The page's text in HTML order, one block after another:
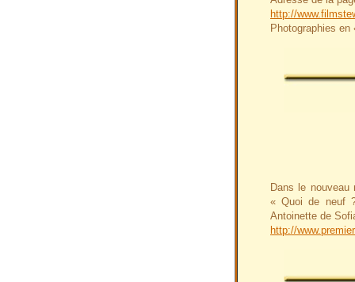
http://
Photographies
Dans le
« Quoi de neuf
Antoinette de
http://